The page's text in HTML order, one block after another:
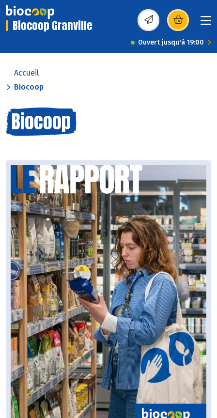
Biocoop Granville (s’ouvre dans une
Ouvert jusqu'à 19:00
Accueil
Biocoop
Biocoop